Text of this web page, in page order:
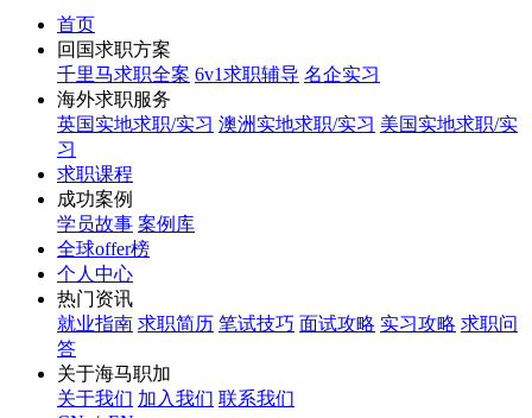
首页
回国求职方案
千里马求职全案 6v1求职辅导 名企实习
海外求职服务
英国实地求职/实习 澳洲实地求职/实习 美国实地求职/实
习
求职课程
成功案例
学员故事 案例库
全球offer榜
个人中心
热门资讯
就业指南 求职简历 笔试技巧 面试攻略 实习攻略 求职问
答
关于海马职加
关于我们 加入我们 联系我们